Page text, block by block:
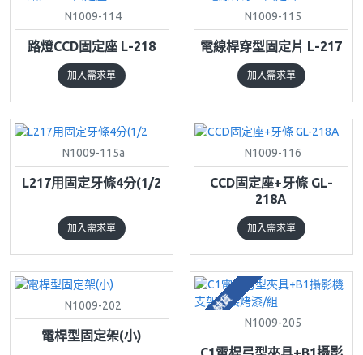
N1009-114
路燈CCD固定座 L-218
加入需求單
N1009-115
電線桿穿型固定片 L-217
加入需求單
N1009-115a
L217用固定牙條4分(1/2
加入需求單
N1009-116
CCD固定座+牙條 GL-
218A
加入需求單
N1009-202
電桿型固定架(小)
缺貨
N1009-205